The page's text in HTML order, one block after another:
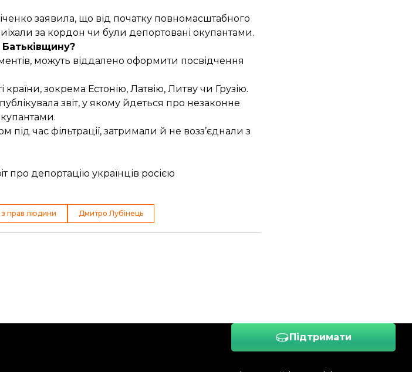
заявила, що від початку повномасштабного
за кордон чи були депортовані окупантами.
можуть віддалено оформити посвідчення
зокрема Естонію, Латвію, Литву чи Грузію.
звіт, у якому йдеться про незаконне
час фільтрації, затримали й не возз’єднали з
про депортацію українців росією
прав людини Дмитро Лубінець
Підтримати